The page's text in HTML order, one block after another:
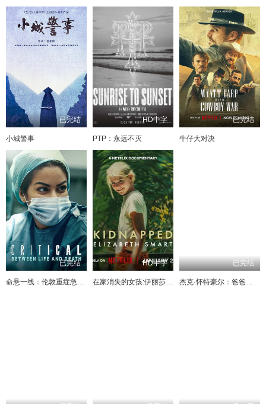
已完结
小城警事
HD中字
PTP：永远不灭
已完结
牛仔大对决
已完结
命悬一线：伦敦重症急救实录
HD中字
在家消失的女孩:伊丽莎白·斯马特绑架案
已完结
杰克·怀特豪尔：爸爸教我做爸爸